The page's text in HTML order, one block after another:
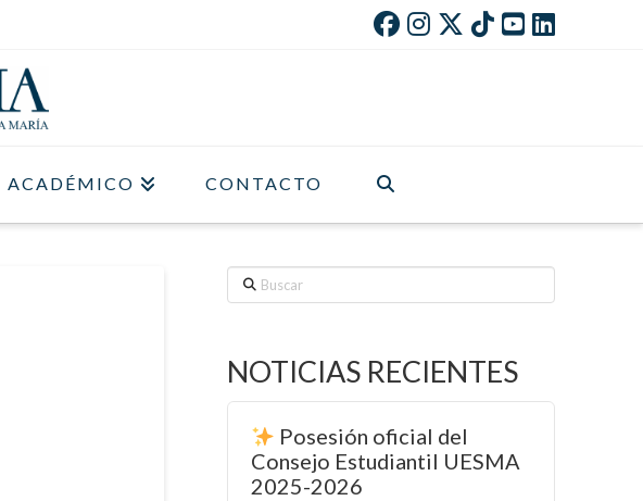
ACADÉMICO CONTACTO
Buscar
NOTICIAS RECIENTES
Posesión oficial del
Consejo Estudiantil UESMA
2025-2026